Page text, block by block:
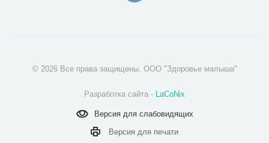
© 2026 Все права защищены. ООО "Здоровье малыша"
Разработка сайта - LaCoNix
Версия дляслабовидящих
Версия для печати